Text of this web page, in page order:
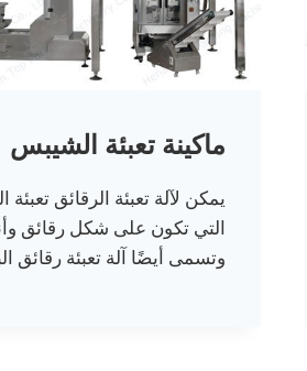
ماكينة تعبئة الشيبس
يمكن لآلة تعبئة الرقائق تعبئة
التي تكون على شكل رقائق
وتسمى أيضًا آلة تعبئة رقائق